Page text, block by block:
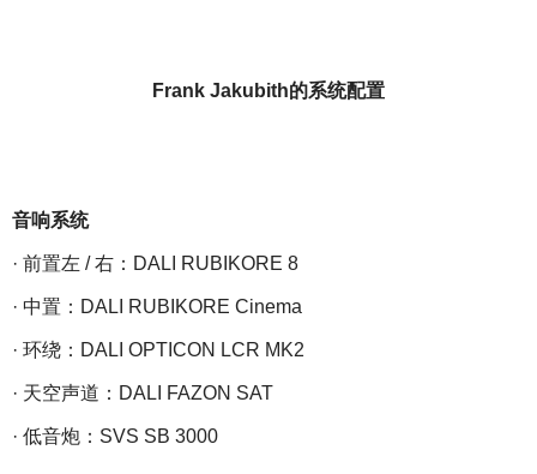
Frank Jakubith的系统配置
音响系统
· 前置左 / 右：DALI RUBIKORE 8
· 中置：DALI RUBIKORE Cinema
· 环绕：DALI OPTICON LCR MK2
· 天空声道：DALI FAZON SAT
· 低音炮：SVS SB 3000